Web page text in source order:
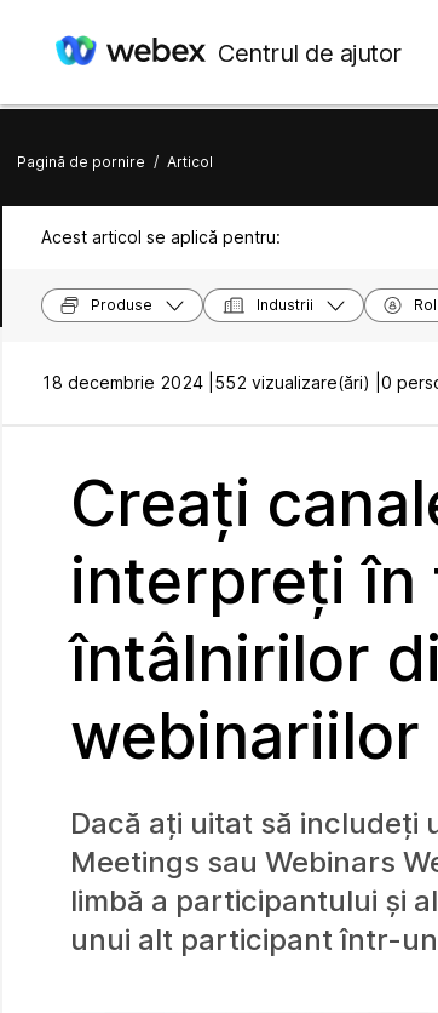
Centrul de ajutor
Pagină de pornire / Articol
Acest articol se aplică pentru:
Produse Industrii
18 decembrie 2024 | 552 vizualizare(ări) | 0
Creați
interpreți în
întâlnirilor
webinariilor
Dacă ați uitat să includeți
Meetings sau Webinars
limbă a participantului și
unui alt participant într-